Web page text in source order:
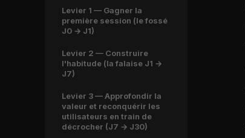
Levier 1 — Gagner la
première session (le fossé
J0 → J1)
Levier 2 — Construire
l'habitude (la falaise J1 →
J7)
Levier 3 — Approfondir la
valeur et reconquérir les
utilisateurs en train de
décrocher (J7 → J30)